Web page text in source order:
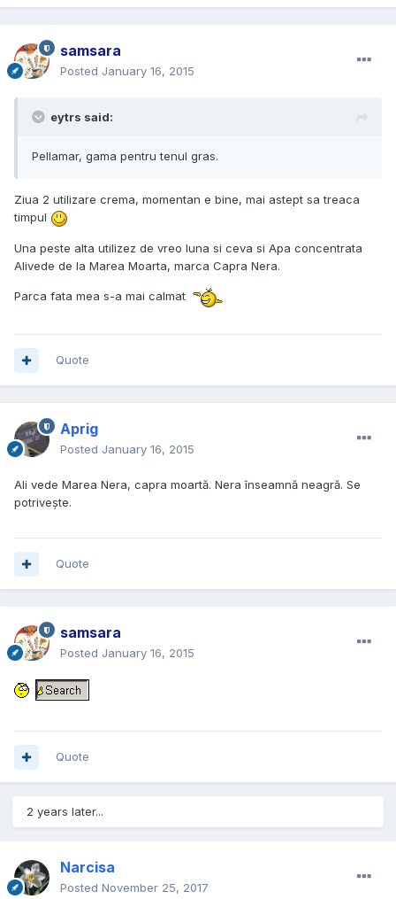
samsara
Posted January 16, 2015
eytrs said:
Pellamar, gama pentru tenul gras.
Ziua 2 utilizare crema, momentan e bine, mai astept sa treaca
timpul
Una peste alta utilizez de vreo luna si ceva si Apa concentrata
Alivede de la Marea Moarta, marca Capra Nera.
Parca fata mea s-a mai calmat
Quote
Aprig
Posted January 16, 2015
Ali vede Marea Nera, capra moartă. Nera înseamnă neagră. Se
potrivește.
Quote
samsara
Posted January 16, 2015
Quote
2 years later...
Narcisa
Posted November 25, 2017